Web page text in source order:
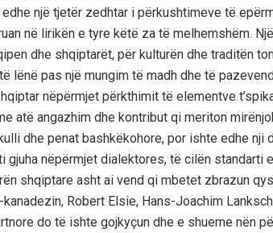
një tjetër zedhtar i përkushtimeve të
në lirikën e tyre këtë za të melhemshëm.
dhe shqiptarët, për kulturën dhe traditën
lënë pas një mungim të madh dhe të
nëpërmjet përkthimit të elementve
atë angazhim dhe kontribut qi meriton
dhe penat bashkëkohore, por ishte edhe nji
nëpërmjet dialektores, të cilën standarti
shqiptare asht ai vend qi mbetet zbrazun
Robert Elsie, Hans-Joachim
do të ishte gojkyçun dhe e shueme nën